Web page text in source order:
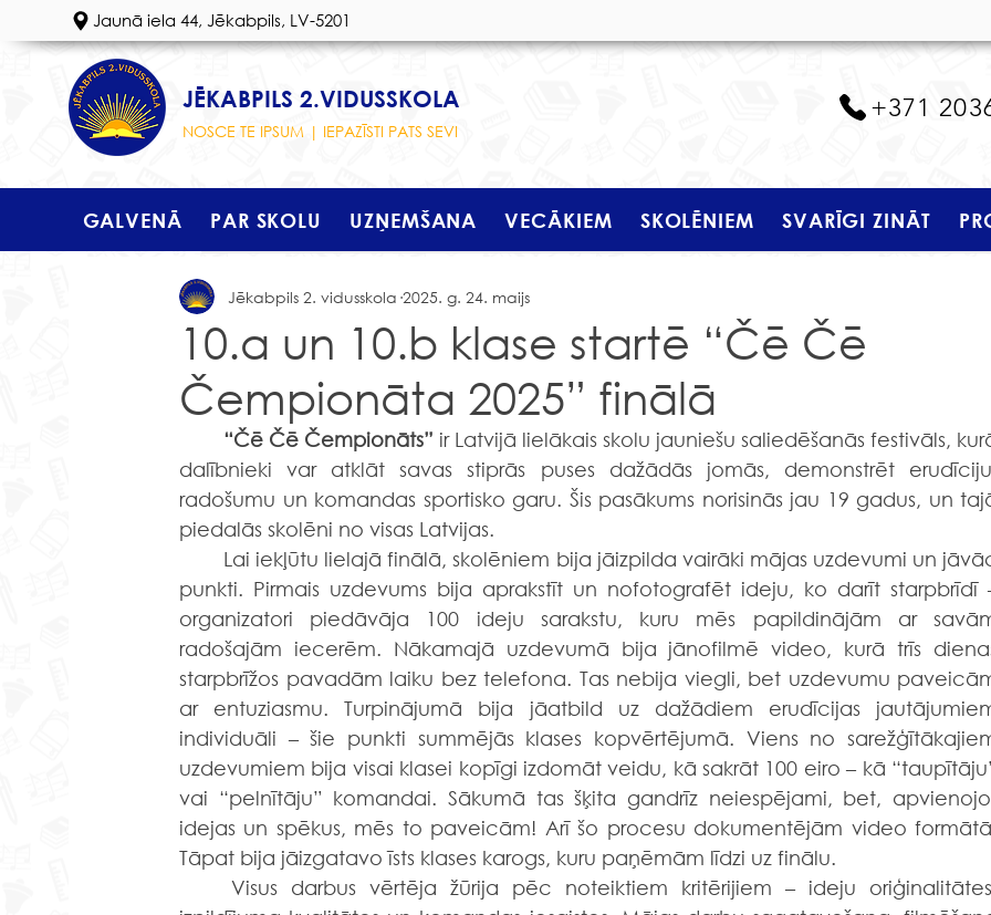
Jaunā iela 44, Jēkabpils, LV-5201
JĒKABPILS 2.VIDUSSKOLA
NOSCE TE IPSUM | IEPAZĪSTI PATS SEVI
+371
GALVENĀ PAR SKOLU UZŅEMŠANA VECĀKIEM SKOLĒNIEM SVARĪGI ZINĀT
10.a un 10.b klase startē “Čē Čē
Čempionāta 2025” finālā
Jēkabpils 2. vidusskola 2025. g. 24. maijs
	“Čē Čē Čempionāts”
ir Latvijā lielākais skolu jauniešu saliedēšanās festivāls,
dalībnieki var atklāt savas stiprās puses dažādās jomās, demonstrēt
radošumu un komandas sportisko garu. Šis pasākums norisinās jau 19 gadus, un
piedalās skolēni no visas Latvijas.
punkti. Pirmais uzdevums bija aprakstīt un nofotografēt ideju, ko darīt starpbrīdī
organizatori piedāvāja 100 ideju sarakstu, kuru mēs papildinājām ar
radošajām iecerēm. Nākamajā uzdevumā bija jānofilmē video, kurā trīs
starpbrīžos pavadām laiku bez telefona. Tas nebija viegli, bet uzdevumu
ar entuziasmu. Turpinājumā bija jāatbild uz dažādiem erudīcijas
individuāli – šie punkti summējās klases kopvērtējumā. Viens no
uzdevumiem bija visai klasei kopīgi izdomāt veidu, kā sakrāt 100 eiro – kā
vai “pelnītāju” komandai. Sākumā tas šķita gandrīz neiespējami, bet,
idejas un spēkus, mēs to paveicām! Arī šo procesu dokumentējām video
Tāpat bija jāizgatavo īsts klases karogs, kuru paņēmām līdzi uz finālu.